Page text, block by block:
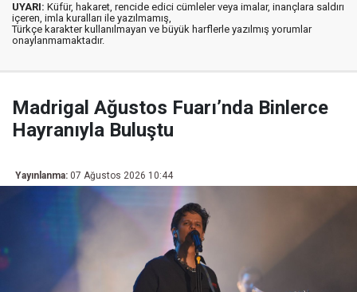
UYARI: Küfür, hakaret, rencide edici cümleler veya imalar, inançlara saldırı
içeren, imla kuralları ile yazılmamış,
Türkçe karakter kullanılmayan ve büyük harflerle yazılmış yorumlar
onaylanmamaktadır.
Madrigal Ağustos Fuarı’nda Binlerce
Hayranıyla Buluştu
Yayınlanma: 07 Ağustos 2026 10:44